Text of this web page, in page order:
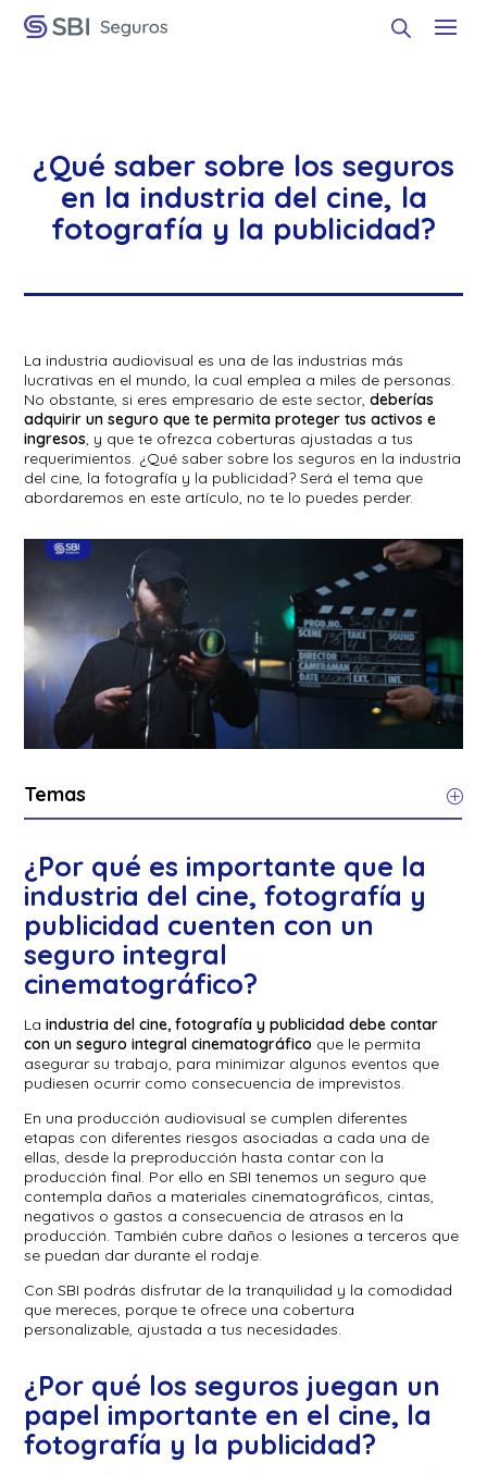
¿Qué saber sobre los seguros
en la industria del cine, la
fotografía y la publicidad?
La industria audiovisual es una de las industrias más
lucrativas en el mundo, la cual emplea a miles de personas.
No obstante, si eres empresario de este sector,deberías
adquirir un seguro que te permita proteger tus activos e
ingresos, y que te ofrezca coberturas ajustadas a tus
requerimientos. ¿Qué saber sobre los seguros en la industria
del cine, la fotografía y la publicidad? Será el tema que
abordaremos en este artículo, no te lo puedes perder.
Temas
¿Por qué es importante que la
industria del cine, fotografía y
publicidad cuenten con un
seguro integral
cinematográfico?
Laindustria del cine, fotografía y publicidad debe contar
con un seguro integral cinematográfico que le permita
asegurar su trabajo, para minimizar algunos eventos que
pudiesen ocurrir como consecuencia de imprevistos.
En una producción audiovisual se cumplen diferentes
etapas con diferentes riesgos asociadas a cada una de
ellas, desde la preproducción hasta contar con la
producción final. Por ello en SBI tenemos un seguro que
contempla daños a materiales cinematográficos, cintas,
negativos o gastos a consecuencia de atrasos en la
producción. También cubre daños o lesiones a terceros que
se puedan dar durante el rodaje.
Con SBI podrás disfrutar de la tranquilidad y la comodidad
que mereces, porque te ofrece una cobertura
personalizable, ajustada a tus necesidades.
¿Por qué los seguros juegan un
papel importante en el cine, la
fotografía y la publicidad?